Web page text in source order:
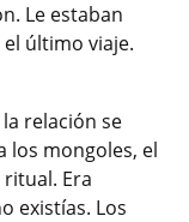
Le estaban
último viaje.
relación se
los mongoles, el
Era
existías. Los